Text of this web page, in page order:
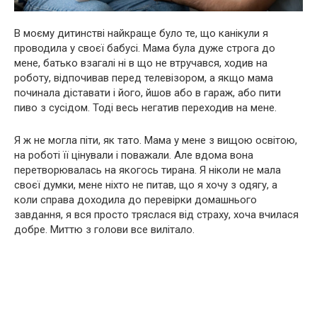
В моєму дитинстві найкраще було те, що канікули я
проводила у своєї бабусі. Мама була дуже строга до
мене, батько взагалі ні в що не втручався, ходив на
роботу, відпочивав перед телевізором, а якщо мама
починала діставати і його, йшов або в гараж, або пити
пиво з сусідом. Тоді весь негатив переходив на мене.
Я ж не могла піти, як тато. Мама у мене з вищою освітою,
на роботі її цінували і поважали. Але вдома вона
перетворювалась на якогось тирана. Я ніколи не мала
своєї думки, мене ніхто не питав, що я хочу з одягу, а
коли справа доходила до перевірки домашнього
завдання, я вся просто тряслася від страху, хоча вчилася
добре. Миттю з голови все вилітало.